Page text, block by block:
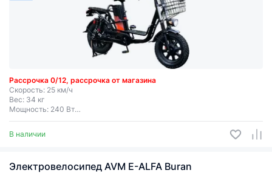
Рассрочка 0/12, рассрочка от магазина
Скорость: 25 км/ч
Вес: 34 кг
Мощность: 240 Вт
Дальность хода: до 65 км
В наличии
Электровелосипед AVM E-ALFA Buran